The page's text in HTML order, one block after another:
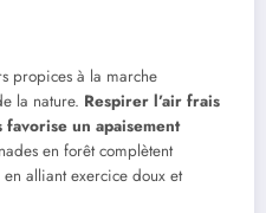
propices à la marche
la nature. Respirer l’air frais
un apaisement
en forêt complètent
alliant exercice doux et